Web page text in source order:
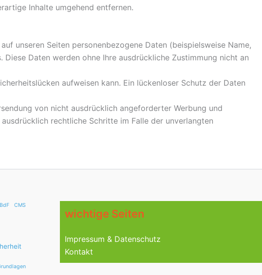
Inhalte umgehend entfernen.
unseren Seiten personenbezogene Daten (beispielsweise Name,
Daten werden ohne Ihre ausdrückliche Zustimmung nicht an
aufweisen kann. Ein lückenloser Schutz der Daten
von nicht ausdrücklich angeforderter Werbung und
rechtliche Schritte im Falle der unverlangten
BdF CMS
wichtige Seiten
Impressum & Datenschutz
Kontakt